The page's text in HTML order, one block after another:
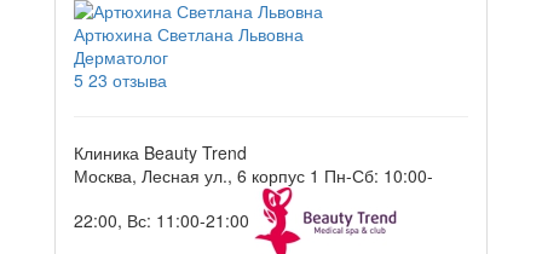
Артюхина Светлана Львовна
Дерматолог
5 23 отзыва
Клиника Beauty Trend
Москва, Лесная ул., 6 корпус 1 Пн-Сб: 10:00-
22:00, Вс: 11:00-21:00